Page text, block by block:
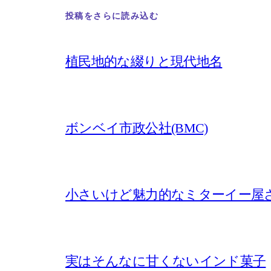
投稿をさらに読み込む
植民地的な綴りと現代地名
ボンベイ市政公社(BMC)
小さいけど魅力的なミターイー屋
実はそんなに甘くないインド菓子